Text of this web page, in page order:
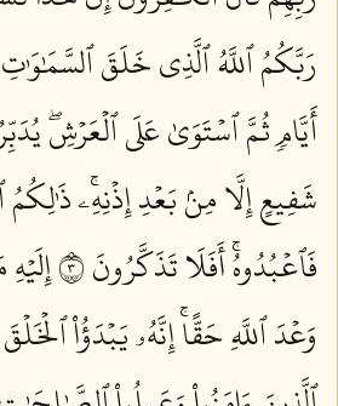
رَبَّكُمُ ٱللَّهُ ٱلَّذِي خَلَقَ
أَيَّامٖ ثُمَّ ٱسۡتَوَىٰ عَلَى ٱلۡعَرۡشِۖ
شَفِيعٍ إِلَّا مِنۢ بَعۡدِ إِذۡنِهِۦۚ ذَٰلِكُمُ
فَٱعۡبُدُوهُۚ أَفَلَا تَذَكَّرُونَ ٣
وَعۡدَ ٱللَّهِ حَقًّاۚ إِنَّهُۥ يَبۡدَؤُاْ